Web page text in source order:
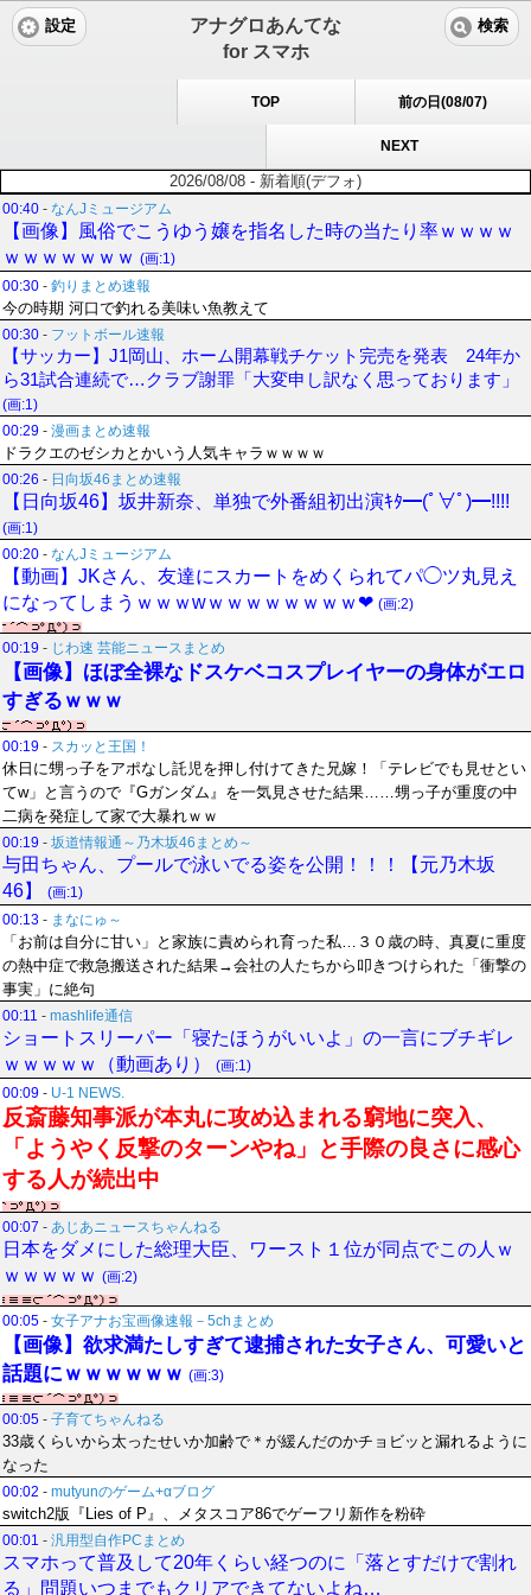
アナグロあんてな
for スマホ
設定 検索
TOP 前の日(08/07)
NEXT
2026/08/08 - 新着順(デフォ)
00:40 - なんJミュージアム
【画像】風俗でこうゆう嬢を指名した時の当たり率ｗｗｗｗ
ｗｗｗｗｗｗｗ (画:1)
00:30 - 釣りまとめ速報
今の時期 河口で釣れる美味い魚教えて
00:30 - フットボール速報
【サッカー】J1岡山、ホーム開幕戦チケット完売を発表 24年か
ら31試合連続で…クラブ謝罪「大変申し訳なく思っております」
(画:1)
00:29 - 漫画まとめ速報
ドラクエのゼシカとかいう人気キャラｗｗｗｗ
00:26 - 日向坂46まとめ速報
【日向坂46】坂井新奈、単独で外番組初出演ｷﾀ━(ﾟ∀ﾟ)━!!!!
(画:1)
00:20 - なんJミュージアム
【動画】JKさん、友達にスカートをめくられてパ◯ツ丸見え
になってしまうｗｗｗwｗｗｗｗｗｗｗｗ❤ (画:2)
00:19 - じわ速 芸能ニュースまとめ
【画像】ほぼ全裸なドスケベコスプレイヤーの身体がエロ
すぎるｗｗｗ
00:19 - スカッと王国！
休日に甥っ子をアポなし託児を押し付けてきた兄嫁！「テレビでも見せとい
てw」と言うので『Gガンダム』を一気見させた結果……甥っ子が重度の中
二病を発症して家で大暴れｗｗ
00:19 - 坂道情報通～乃木坂46まとめ～
与田ちゃん、プールで泳いでる姿を公開！！！【元乃木坂
46】
(画:1)
00:13 - まなにゅ～
「お前は自分に甘い」と家族に責められ育った私…３０歳の時、真夏に重度
の熱中症で救急搬送された結果→会社の人たちから叩きつけられた「衝撃の
事実」に絶句
00:11 - mashlife通信
ショートスリーパー「寝たほうがいいよ」の一言にブチギレ
ｗｗｗｗｗ（動画あり）
(画:1)
00:09 - U-1 NEWS.
反斎藤知事派が本丸に攻め込まれる窮地に突入、
「ようやく反撃のターンやね」と手際の良さに感心
する人が続出中
00:07 - あじあニュースちゃんねる
日本をダメにした総理大臣、ワースト１位が同点でこの人ｗ
ｗｗｗｗｗ (画:2)
00:05 - 女子アナお宝画像速報－5chまとめ
【画像】欲求満たしすぎて逮捕された女子さん、可愛いと
話題にｗｗｗｗｗｗ (画:3)
00:05 - 子育てちゃんねる
33歳くらいから太ったせいか加齢で＊が緩んだのかチョビッと漏れるように
なった
00:02 - mutyunのゲーム+αブログ
switch2版『Lies of P』、メタスコア86でゲーフリ新作を粉砕
00:01 - 汎用型自作PCまとめ
スマホって普及して20年くらい経つのに「落とすだけで割れ
る」問題いつまでもクリアできてないよね…